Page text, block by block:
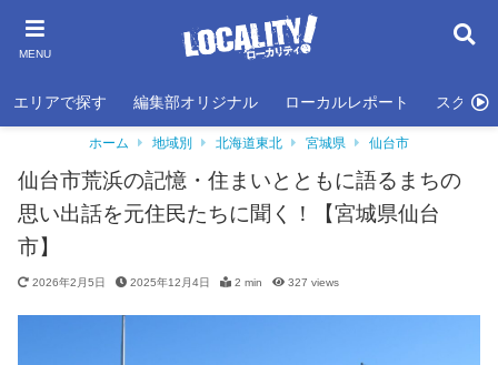
MENU
エリアで探す 編集部オリジナル ローカルレポート スクール
ホーム 地域別 北海道東北 宮城県 仙台市
仙台市荒浜の記憶・住まいとともに語るまちの
思い出話を元住民たちに聞く！【宮城県仙台
市】
2026年2月5日 2025年12月4日 2 min 327 views